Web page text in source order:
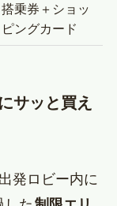
搭乗券＋ショッ
ピングカード
サッと買え
発ロビー内に